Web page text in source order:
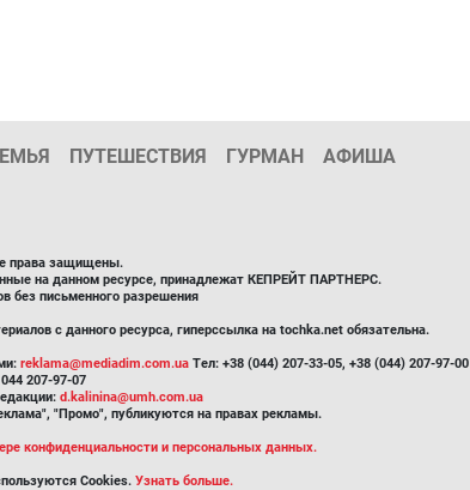
ПУТЕШЕСТВИЯ ГУРМАН АФИША
права защищены.
на данном ресурсе, принадлежат КЕПРЕЙТ ПАРТНЕРС.
без письменного разрешения
с данного ресурса, гиперссылка на tochka.net обязательна.
reklama@mediadim.com.ua Тел: +38 (044) 207-33-05, +38 (044) 207-97-00
207-97-07
d.kalinina@umh.com.ua
"Промо", публикуются на правах рекламы.
конфиденциальности и персональных данных.
Cookies. Узнать больше.